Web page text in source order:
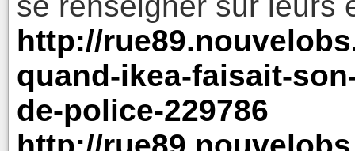
http://
quand-ikea-faisait-
de-police-229786